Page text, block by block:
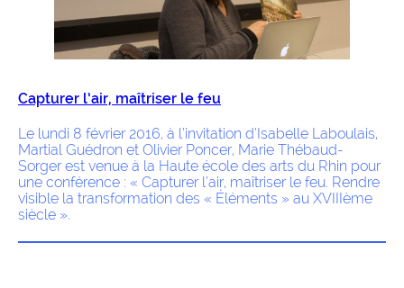
Capturer l’air, maîtriser le feu
Le lundi 8 février 2016, à l’invitation d’Isabelle Laboulais,
Martial Guédron et Olivier Poncer, Marie Thébaud-
Sorger est venue à la Haute école des arts du Rhin pour
une conférence : « Capturer l’air, maîtriser le feu. Rendre
visible la transformation des « Éléments » au XVIIIème
siècle ».